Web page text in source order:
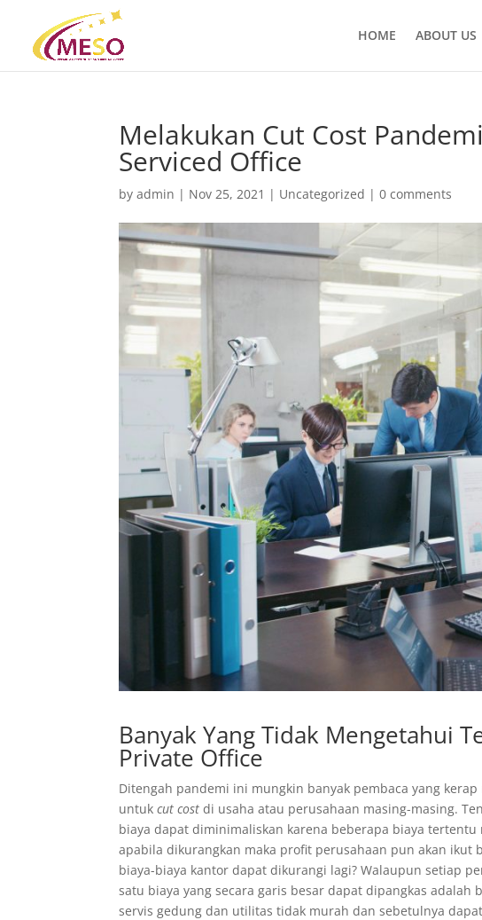
HOME ABOUT US
Melakukan Cut Cost
Serviced Office
byadmin | Nov 25, 2021 | Uncategorized |0 comments
Banyak Yang Tidak Mengetahui
Private Office
Ditengah pandemi ini mungkin banyak pembaca yang
untukcut cost di usaha atau perusahaan masing-masing.
biaya dapat diminimaliskan karena beberapa biaya
apabila dikurangkan maka profit perusahaan pun akan ikut
biaya-biaya kantor dapat dikurangi lagi? Walaupun setiap
satu biaya yang secara garis besar dapat dipangkas adalah
servis gedung dan utilitas tidak murah dan sebetulnya